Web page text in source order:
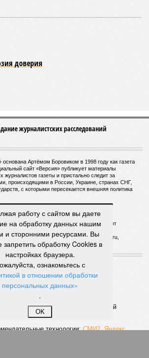
доверия
журналистских расследований
Артёмом Боровиком в 1998 году как газета
сайт «Версия» публикует материалы
журналистов газеты и пристально следит за
происходящими в России, Украине, странах СНГ,
с которыми пересекается внешняя политика
Главный редактор:Горевой Р. Г.
Роскомнадзора:ЭЛ № ФС 77 - 72681 от
и телефон редакции:versia@versia.ru,
«Версии» без индексируемой
технологии:СМИ2, Яндекс,
работу с сайтом вы даете
на обработку данных нашим
и сторонними ресурсами. Вы
запретить обработку Cookies в
настройках браузера.
ознакомьтесь с
в отношении обработки
персональных данных»
.
OK